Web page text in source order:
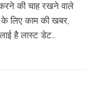
की चाह रखने वाले
लिए काम की खबर,
है लास्ट डेट…